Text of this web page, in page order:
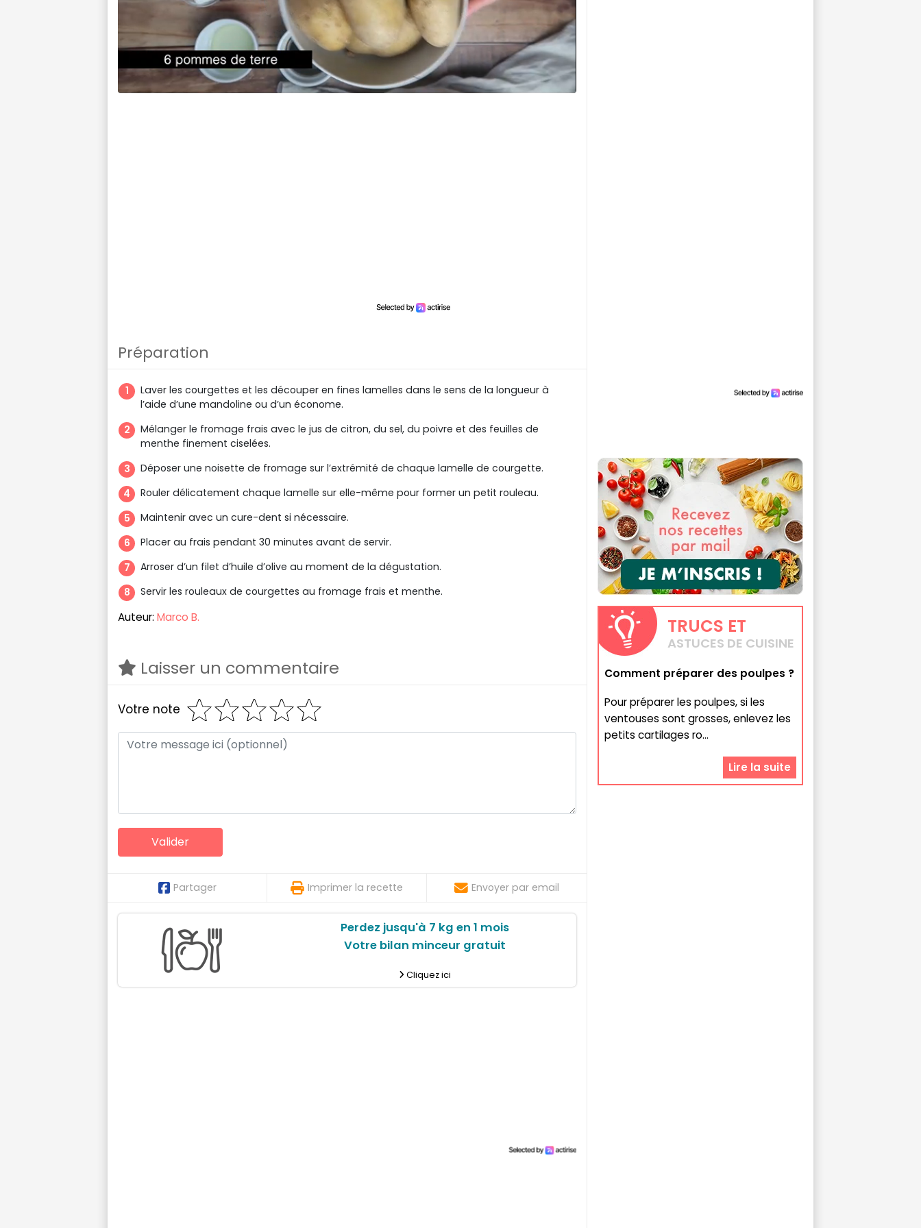
Préparation
Laver les courgettes et les découper en fines lamelles dans le sens de la longueur à
l’aide d’une mandoline ou d’un économe.
Mélanger le fromage frais avec le jus de citron, du sel, du poivre et des feuilles de
menthe finement ciselées.
Déposer une noisette de fromage sur l’extrémité de chaque lamelle de courgette.
Rouler délicatement chaque lamelle sur elle-même pour former un petit rouleau.
Maintenir avec un cure-dent si nécessaire.
Placer au frais pendant 30 minutes avant de servir.
Arroser d’un filet d’huile d’olive au moment de la dégustation.
Servir les rouleaux de courgettes au fromage frais et menthe.
Auteur: Marco B.
Laisser un commentaire
Votre note
Partager Imprimer la recette Envoyer par email
Perdez jusqu'à 7 kg en 1 mois
Votre bilan minceur gratuit
Cliquez ici
TRUCS ET
ASTUCES DE CUISINE
Comment préparer des poulpes ?
Pour préparer les poulpes, si les
ventouses sont grosses, enlevez les
petits cartilages ro...
Lire la suite